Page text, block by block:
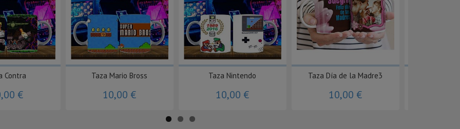
Contra
€
Taza Mario Bross
10,00 €
Taza Nintendo
10,00 €
Taza Día de la Madre3
10,00 €